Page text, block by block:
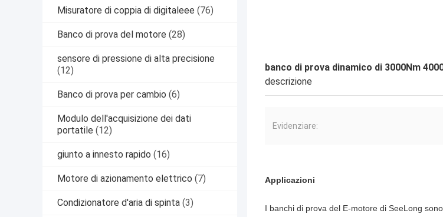
Misuratore di coppia di digitaleee (76)
Banco di prova del motore (28)
sensore di pressione di alta precisione
(12)
Banco di prova per cambio (6)
Modulo dell'acquisizione dei dati
portatile (12)
giunto a innesto rapido (16)
Motore di azionamento elettrico (7)
Condizionatore d'aria di spinta (3)
banco di prova dinamico di 3000Nm
descrizione
Evidenziare:
Applicazioni
I banchi di prova del E-motore di SeeLong